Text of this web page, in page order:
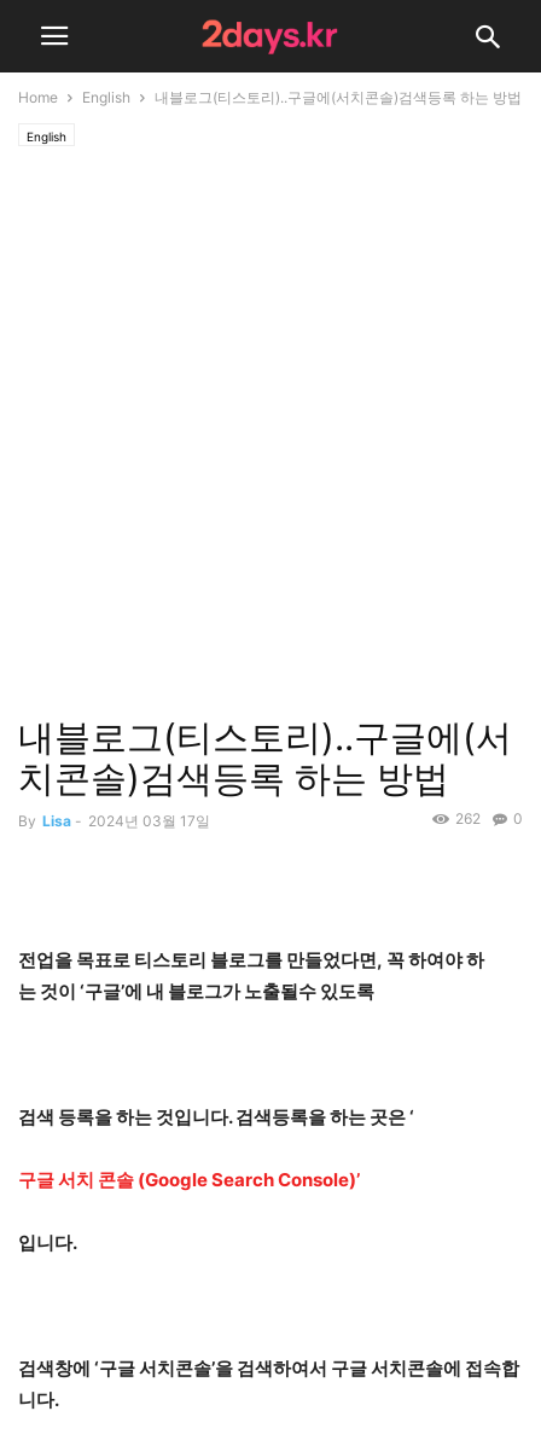
Home English 내블로그(티스토리)..구글에(서치콘솔)검색등록 하는 방법
English
내블로그(티스토리)..구글에(서
치콘솔)검색등록 하는 방법
By Lisa - 2024년 03월 17일 0
262
전업을 목표로 티스토리 블로그를 만들었다면, 꼭 하여야 하
는 것이 ‘구글’에 내 블로그가 노출될수 있도록
검색 등록을 하는 것입니다. 검색등록을 하는 곳은 ‘
구글 서치 콘솔 (Google Search Console)’
입니다.
검색창에 ‘구글 서치콘솔’을 검색하여서 구글 서치콘솔에 접속합
니다.